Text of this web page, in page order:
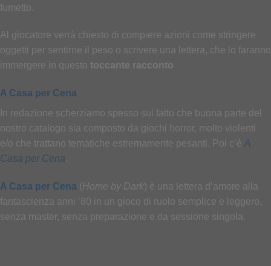
fumetto.
Al giocatore verrà chiesto di compiere azioni come stringere
oggetti per sentirne il peso o scrivere una lettera, che lo faranno
immergere in questo toccante racconto
A Casa per Cena
In redazione scherziamo spesso sul fatto che buona parte del
nostro catalogo sia composto da giochi horror, molto violenti
e/o che trattano tematiche estremamente pesanti. Poi c’è A
Casa per Cena.
A Casa per Cena (Home by Dark) è una lettera d’amore alla
fantascienza anni ’80 in un gioco di ruolo semplice e leggero,
senza master, senza preparazione e da sessione singola.